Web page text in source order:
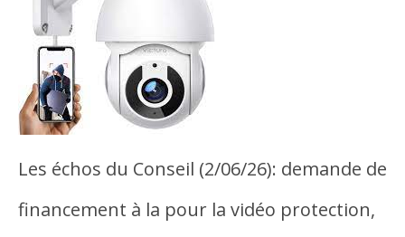
Les échos du Conseil (2/06/26): demande de
financement à la pour la vidéo protection,